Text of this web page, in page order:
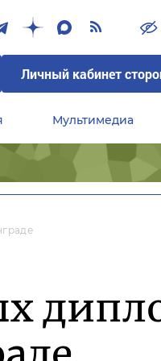
Личный кабинет
Мультимедиа